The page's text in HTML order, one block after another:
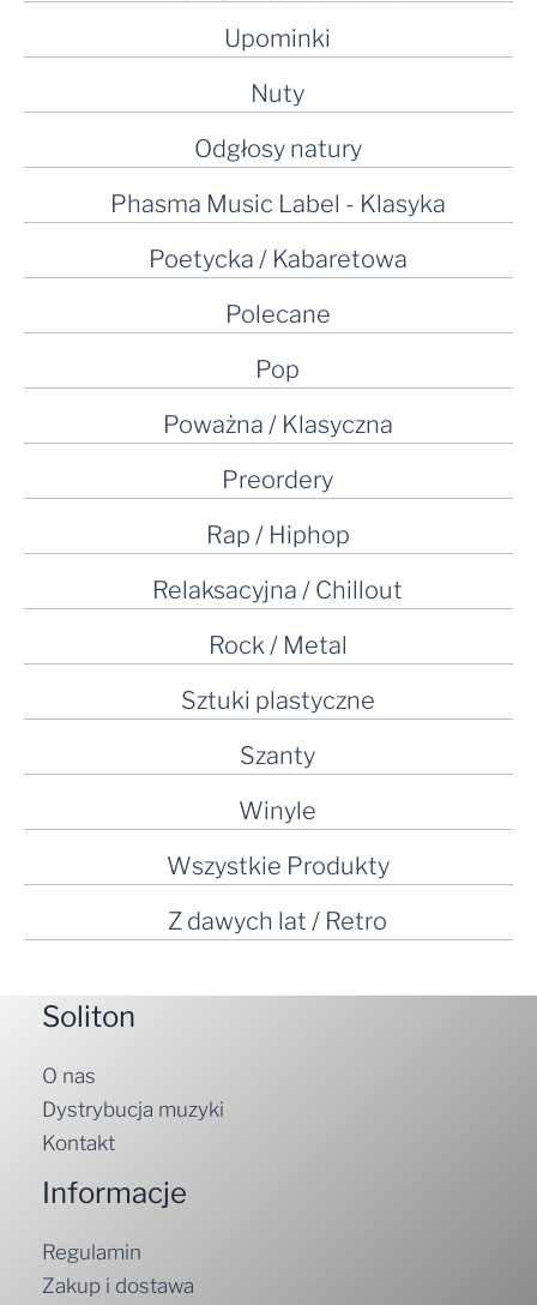
Upominki
Nuty
Odgłosy natury
Phasma Music Label - Klasyka
Poetycka / Kabaretowa
Polecane
Pop
Poważna / Klasyczna
Preordery
Rap / Hiphop
Relaksacyjna / Chillout
Rock / Metal
Sztuki plastyczne
Szanty
Winyle
Wszystkie Produkty
Z dawych lat / Retro
Soliton
O nas
Dystrybucja muzyki
Kontakt
Informacje
Regulamin
Zakup i dostawa